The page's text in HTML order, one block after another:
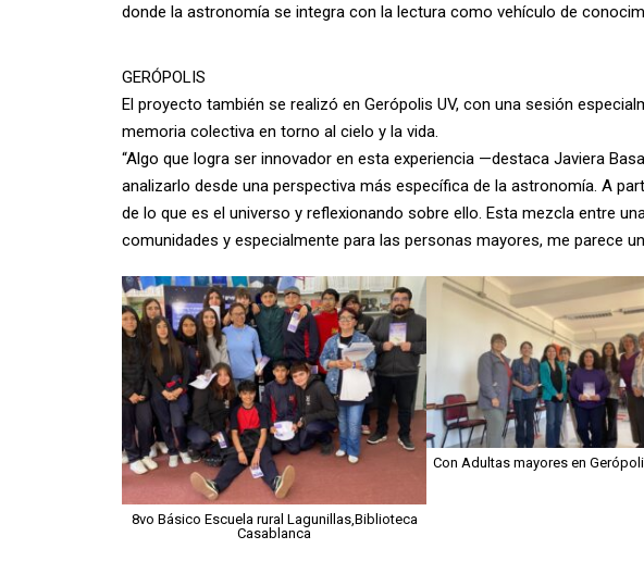
donde la astronomía se integra con la lectura como vehículo de
GERÓPOLIS
El proyecto también se realizó en Gerópolis UV, con una sesión
memoria colectiva en torno al cielo y la vida.
“Algo que logra ser innovador en esta experiencia —destaca Javiera
analizarlo desde una perspectiva más específica de la astronomía. A
de lo que es el universo y reflexionando sobre ello. Esta mezcla entre
comunidades y especialmente para las personas mayores, me parece
8vo Básico Escuela rural Lagunillas,Biblioteca
Casablanca
Con Adultas mayores en